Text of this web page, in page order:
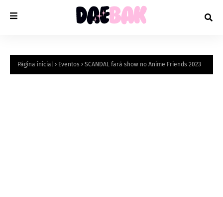
Página inicial Eventos SCANDAL fará show no Anime Friends 2023